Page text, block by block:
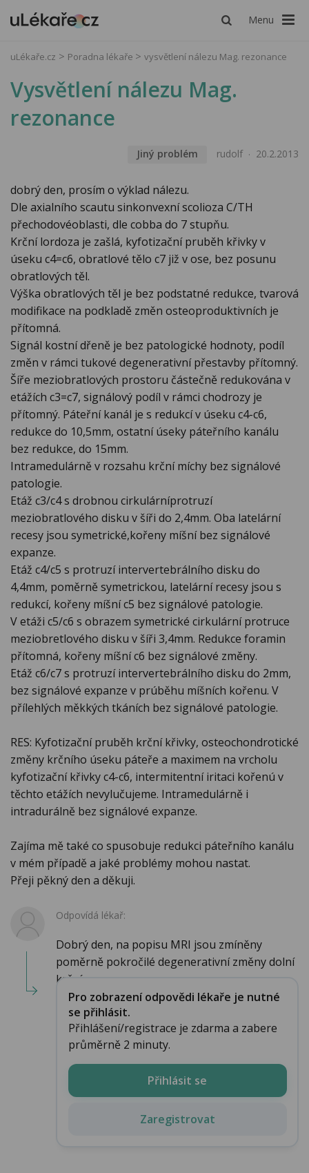
Menu
uLékaře.cz Poradna lékaře vysvětlení nálezu Mag. rezonance
Vysvětlení nálezu Mag.
rezonance
Jiný problém rudolf 20.2.2013
dobrý den, prosím o výklad nálezu.
Dle axialního scautu sinkonvexní scolioza C/TH
přechodovéoblasti, dle cobba do 7 stupňu.
Krční lordoza je zašlá, kyfotizační pruběh křivky v
úseku c4=c6, obratlové tělo c7 již v ose, bez posunu
obratlových těl.
Výška obratlových těl je bez podstatné redukce, tvarová
modifikace na podkladě změn osteoproduktivních je
přítomná.
Signál kostní dřeně je bez patologické hodnoty, podíl
změn v rámci tukové degenerativní přestavby přítomný.
Šíře meziobratlových prostoru částečně redukována v
etážích c3=c7, signálový podíl v rámci chodrozy je
přítomný. Páteřní kanál je s redukcí v úseku c4-c6,
redukce do 10,5mm, ostatní úseky páteřního kanálu
bez redukce, do 15mm.
Intramedulárně v rozsahu krční míchy bez signálové
patologie.
Etáž c3/c4 s drobnou cirkulárníprotruzí
meziobratlového disku v šíři do 2,4mm. Oba latelární
recesy jsou symetrické,kořeny míšní bez signálové
expanze.
Etáž c4/c5 s protruzí intervertebrálního disku do
4,4mm, poměrně symetrickou, latelární recesy jsou s
redukcí, kořeny míšní c5 bez signálové patologie.
V etáži c5/c6 s obrazem symetrické cirkulární protruce
meziobretlového disku v šíři 3,4mm. Redukce foramin
přítomná, kořeny míšní c6 bez signálové změny.
Etáž c6/c7 s protruzí intervertebrálního disku do 2mm,
bez signálové expanze v prúběhu míšních kořenu. V
přílehlých měkkých tkáních bez signálové patologie.
RES: Kyfotizační pruběh krční křivky, osteochondrotické
změny krčního úseku páteře a maximem na vrcholu
kyfotizační křivky c4-c6, intermitentní iritaci kořenú v
těchto etážích nevylučujeme. Intramedulárně i
intradurálně bez signálové expanze.
Zajíma mě také co spusobuje redukci páteřního kanálu
v mém případě a jaké problémy mohou nastat.
Přeji pěkný den a děkuji.
Odpovídá lékař:
Dobrý den, na popisu MRI jsou zmíněny
poměrně pokročilé degenerativní změny dolní
krční ...
Pro zobrazení odpovědi lékaře je nutné
se přihlásit.
Přihlášení/registrace je zdarma a zabere
průměrně 2 minuty.
Přihlásit se
Zaregistrovat